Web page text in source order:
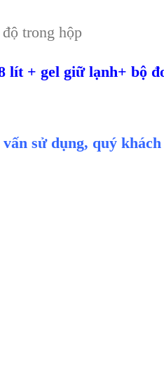
trong hộp
lít + gel giữ lạnh+ bộ
sử dụng, quý